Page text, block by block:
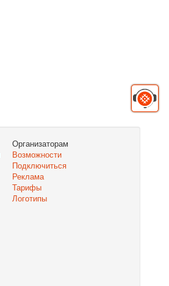
Организаторам
Возможности
Подключиться
Реклама
Тарифы
Логотипы